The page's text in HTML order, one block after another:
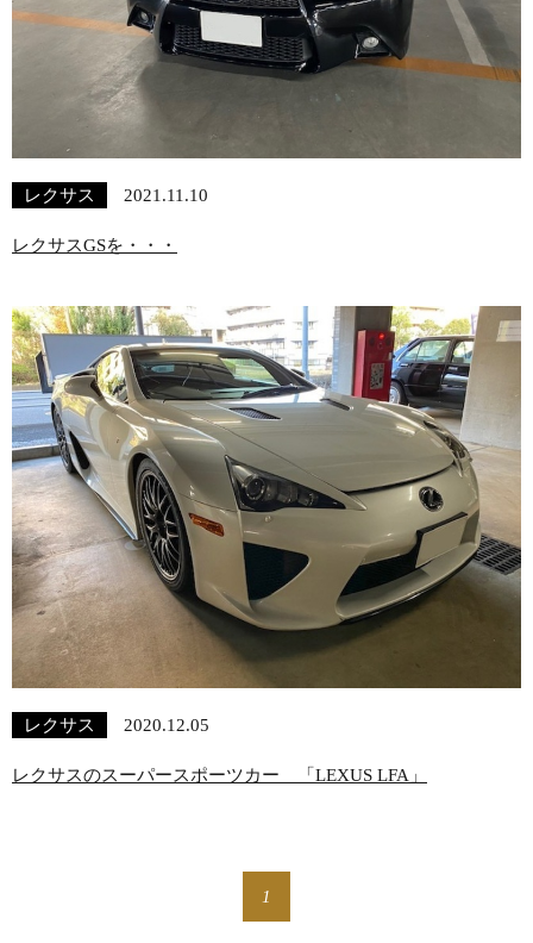
レクサス 2021.11.10
レクサスGSを・・・
レクサス 2020.12.05
レクサスのスーパースポーツカー 「LEXUS LFA」
1